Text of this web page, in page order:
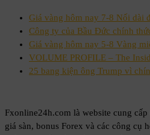
Giá vàng hôm nay 7-8 Nối dài
Công ty của Bầu Đức chính
Giá vàng hôm nay 5-8 Vàng
VOLUME PROFILE – The
25 bang kiện ông Trump vì
Fxonline24h.com là website cung
giá sàn, bonus Forex và các công cụ